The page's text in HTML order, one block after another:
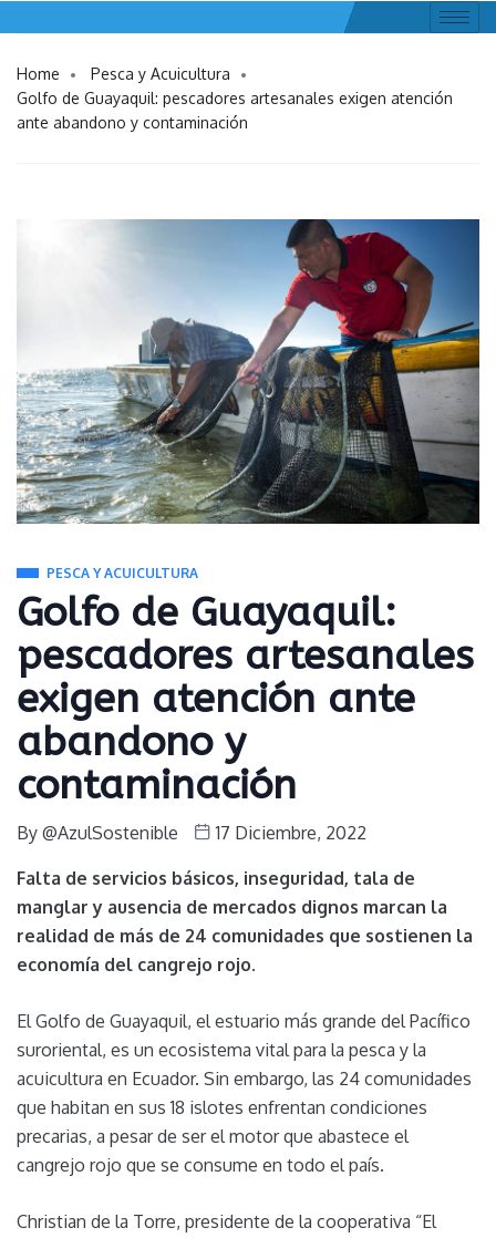
Home
Pesca y Acuicultura
Golfo de Guayaquil: pescadores artesanales exigen atención
ante abandono y contaminación
PESCA Y ACUICULTURA
Golfo de Guayaquil:
pescadores artesanales
exigen atención ante
abandono y
contaminación
By @AzulSostenible 17 Diciembre, 2022
Falta de servicios básicos, inseguridad, tala de
manglar y ausencia de mercados dignos marcan la
realidad de más de 24 comunidades que sostienen la
economía del cangrejo rojo.
El Golfo de Guayaquil, el estuario más grande del Pacífico
suroriental, es un ecosistema vital para la pesca y la
acuicultura en Ecuador. Sin embargo, las 24 comunidades
que habitan en sus 18 islotes enfrentan condiciones
precarias, a pesar de ser el motor que abastece el
cangrejo rojo que se consume en todo el país.
Christian de la Torre, presidente de la cooperativa “El